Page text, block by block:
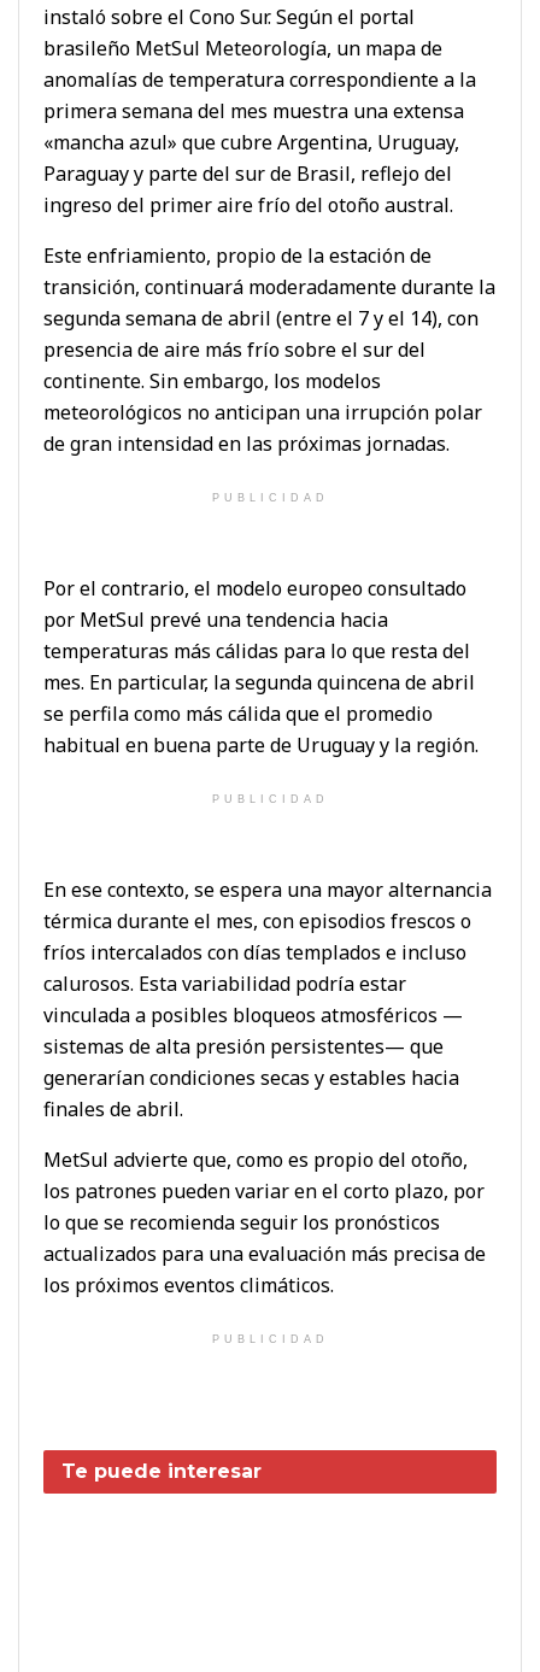
instaló sobre el Cono Sur. Según el portal
brasileño MetSul Meteorología, un mapa de
anomalías de temperatura correspondiente a la
primera semana del mes muestra una extensa
«mancha azul» que cubre Argentina, Uruguay,
Paraguay y parte del sur de Brasil, reflejo del
ingreso del primer aire frío del otoño austral.
Este enfriamiento, propio de la estación de
transición, continuará moderadamente durante la
segunda semana de abril (entre el 7 y el 14), con
presencia de aire más frío sobre el sur del
continente. Sin embargo, los modelos
meteorológicos no anticipan una irrupción polar
de gran intensidad en las próximas jornadas.
PUBLICIDAD
Por el contrario, el modelo europeo consultado
por MetSul prevé una tendencia hacia
temperaturas más cálidas para lo que resta del
mes. En particular, la segunda quincena de abril
se perfila como más cálida que el promedio
habitual en buena parte de Uruguay y la región.
PUBLICIDAD
En ese contexto, se espera una mayor alternancia
térmica durante el mes, con episodios frescos o
fríos intercalados con días templados e incluso
calurosos. Esta variabilidad podría estar
vinculada a posibles bloqueos atmosféricos —
sistemas de alta presión persistentes— que
generarían condiciones secas y estables hacia
finales de abril.
MetSul advierte que, como es propio del otoño,
los patrones pueden variar en el corto plazo, por
lo que se recomienda seguir los pronósticos
actualizados para una evaluación más precisa de
los próximos eventos climáticos.
PUBLICIDAD
Te puede interesar